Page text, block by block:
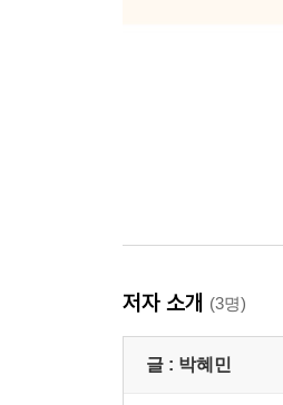
저자 소개 (3명)
글 : 박혜민